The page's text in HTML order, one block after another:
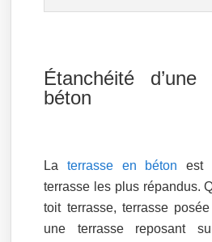
Étanchéité
béton
Laterrasse en béton est
terrasse les plus répandus.
toit terrasse, terrasse
une terrasse reposant